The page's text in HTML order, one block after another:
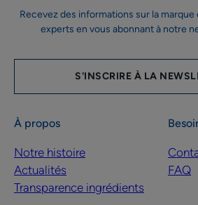
Recevez des informations sur la
experts en vous abonnant à notre
S'INSCRIRE À LA
À propos
Notre histoire
Actualités
Transparence ingrédients
FAQ